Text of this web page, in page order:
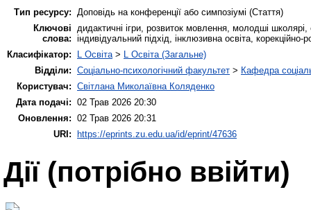
Тип ресурсу: Доповідь на конференції або симпозіумі (Стаття)
Ключові
слова:
дидактичні ігри, розвиток мовлення, молодші
індивідуальний підхід, інклюзивна освіта, корекційно-
Класифікатор:
L Освіта> L Освіта (Загальне)
Відділи: Соціально-психологічний факультет > Кафедра
Користувач: Світлана Миколаївна Коляденко
Дата подачі: 02 Трав 2026 20:30
Оновлення: 02 Трав 2026 20:31
URI:
https://eprints.zu.edu.ua/id/eprint/47636
Дії ​​(потрібно ввійти)